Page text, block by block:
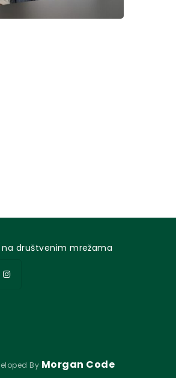
na društvenim mrežama
By Morgan Code